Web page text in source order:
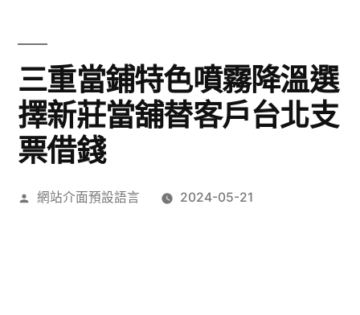
三重當鋪特色噴霧降溫選
擇新莊當舖替客戶台北支
票借錢
作
網站介面預設語言 2024-05-21